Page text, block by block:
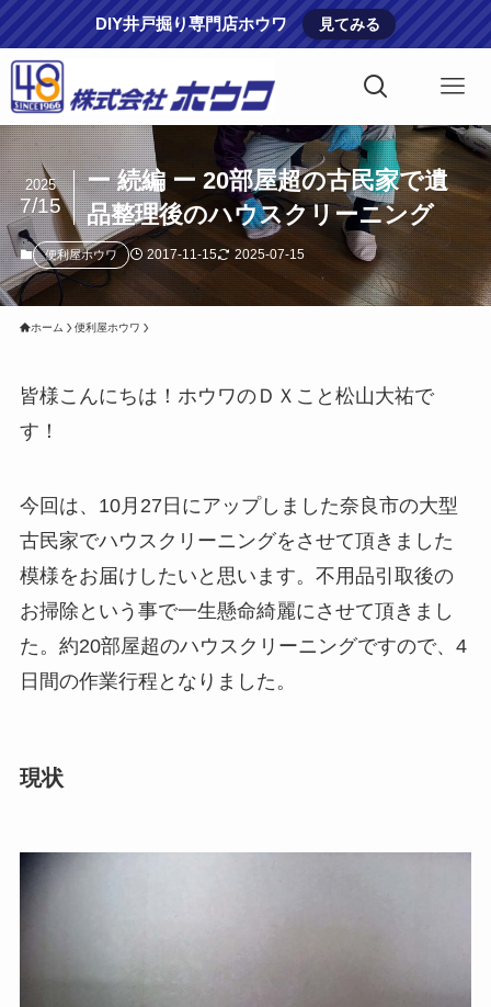
DIY井戸掘り専門店ホウワ 見てみる
ー 続編 ー 20部屋超の古民家で遺
品整理後のハウスクリーニング
2025
7/15
便利屋ホウワ 2017-11-15 2025-07-15
ホーム 便利屋ホウワ
皆様こんにちは！ホウワのＤＸこと松山大祐で
す！
今回は、10月27日にアップしました奈良市の大型
古民家でハウスクリーニングをさせて頂きました
模様をお届けしたいと思います。不用品引取後の
お掃除という事で一生懸命綺麗にさせて頂きまし
た。約20部屋超のハウスクリーニングですので、4
日間の作業行程となりました。
現状